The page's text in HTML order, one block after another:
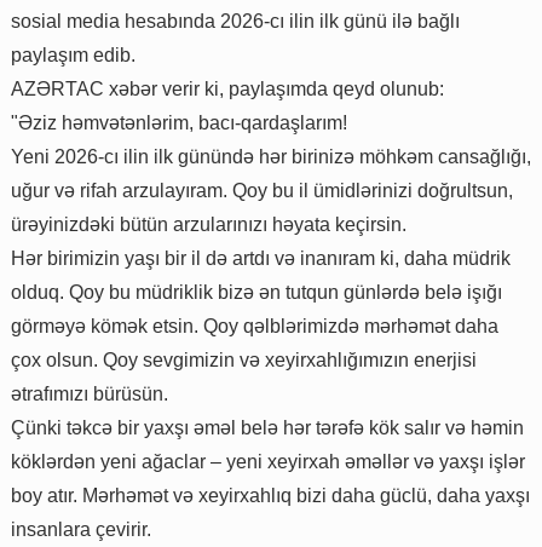
sosial media hesabında 2026-cı ilin ilk günü ilə bağlı
paylaşım edib.
AZƏRTAC xəbər verir ki, paylaşımda qeyd olunub:
"Əziz həmvətənlərim, bacı-qardaşlarım!
Yeni 2026-cı ilin ilk günündə hər birinizə möhkəm cansağlığı,
uğur və rifah arzulayıram. Qoy bu il ümidlərinizi doğrultsun,
ürəyinizdəki bütün arzularınızı həyata keçirsin.
Hər birimizin yaşı bir il də artdı və inanıram ki, daha müdrik
olduq. Qoy bu müdriklik bizə ən tutqun günlərdə belə işığı
görməyə kömək etsin. Qoy qəlblərimizdə mərhəmət daha
çox olsun. Qoy sevgimizin və xeyirxahlığımızın enerjisi
ətrafımızı bürüsün.
Çünki təkcə bir yaxşı əməl belə hər tərəfə kök salır və həmin
köklərdən yeni ağaclar – yeni xeyirxah əməllər və yaxşı işlər
boy atır. Mərhəmət və xeyirxahlıq bizi daha güclü, daha yaxşı
insanlara çevirir.